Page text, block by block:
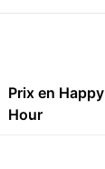
Prix en Happy
Hour